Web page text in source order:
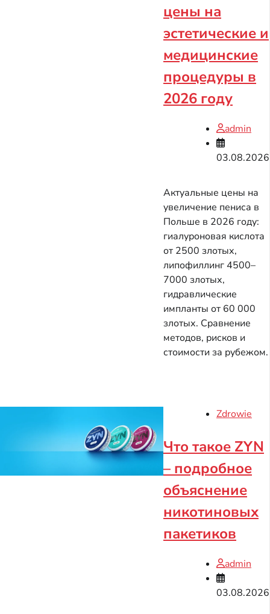
цены на
эстетические и
медицинские
процедуры в
2026 году
admin
03.08.2026
Актуальные цены на
увеличение пениса в
Польше в 2026 году:
гиалуроновая кислота
от 2500 злотых,
липофиллинг 4500–
7000 злотых,
гидравлические
импланты от 60 000
злотых. Сравнение
методов, рисков и
стоимости за рубежом.
Zdrowie
Что такое ZYN
– подробное
объяснение
никотиновых
пакетиков
admin
03.08.2026